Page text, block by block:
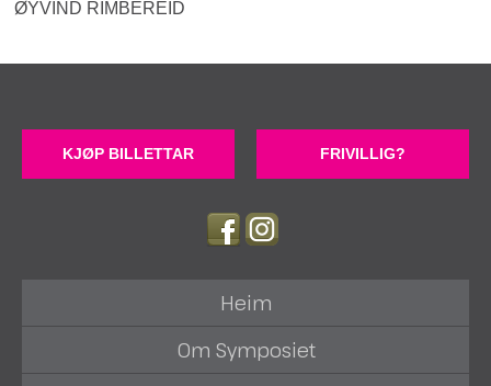
ØYVIND RIMBEREID
KJØP BILLETTAR FRIVILLIG?
Heim
Om Symposiet